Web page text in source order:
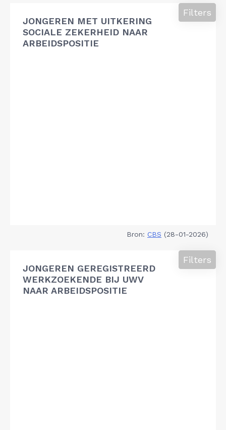
JONGEREN MET UITKERING
SOCIALE ZEKERHEID NAAR
ARBEIDSPOSITIE
Filters
Bron: CBS (28-01-2026)
JONGEREN GEREGISTREERD
WERKZOEKENDE BIJ UWV
NAAR ARBEIDSPOSITIE
Filters